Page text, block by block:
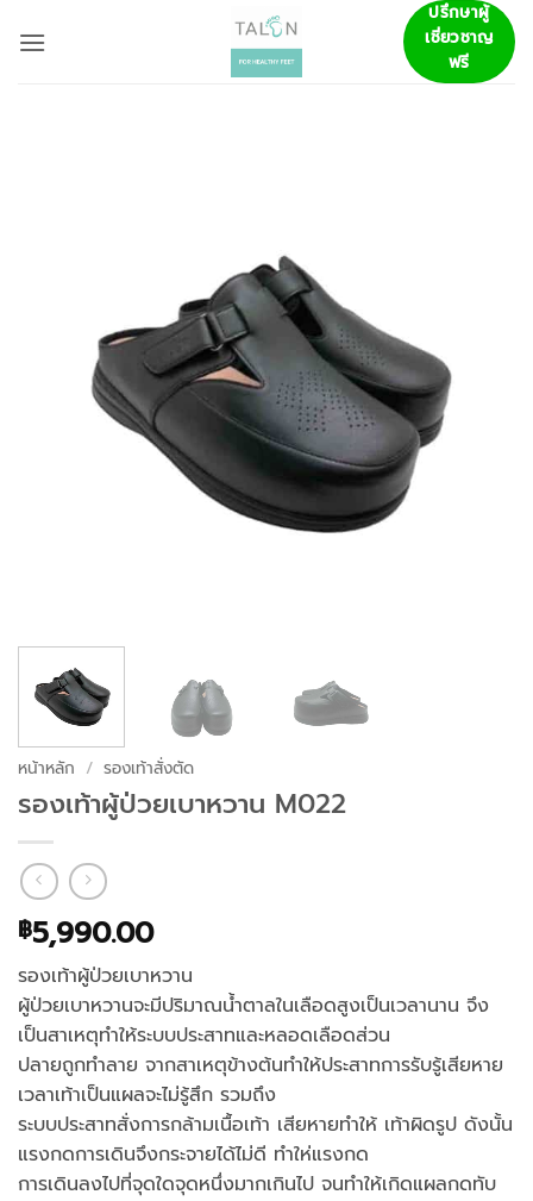
ปรึกษาผู้
เชี่ยวชาญ
ฟรี
หน้าหลัก / รองเท้าสั่งตัด
รองเท้าผู้ป่วยเบาหวาน M022
฿5,990.00
รองเท้าผู้ป่วยเบาหวาน
ผู้ป่วยเบาหวานจะมีปริมาณน้ำตาลในเลือดสูงเป็นเวลานาน จึง
เป็นสาเหตุทำให้ระบบประสาทและหลอดเลือดส่วน
ปลายถูกทำลาย จากสาเหตุข้างต้นทำให้ประสาทการรับรู้เสียหาย
เวลาเท้าเป็นแผลจะไม่รู้สึก รวมถึง
ระบบประสาทสั่งการกล้ามเนื้อเท้า เสียหายทำให้ เท้าผิดรูป ดังนั้น
แรงกดการเดินจึงกระจายได้ไม่ดี ทำให่แรงกด
การเดินลงไปที่จุดใดจุดหนึ่งมากเกินไป จนทำให้เกิดแผลกดทับ